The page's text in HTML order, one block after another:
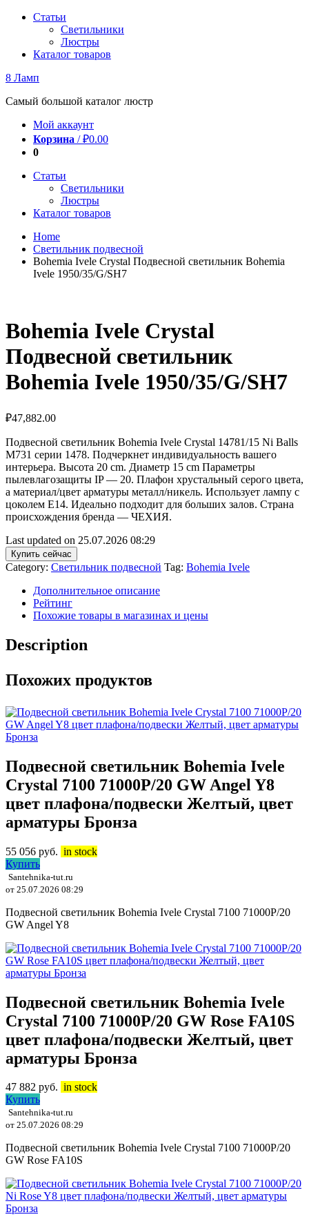
Перейти
содержимому
Статьи
Светильники
Люстры
Каталог товаров
8 Ламп
Самый большой каталог люстр
Мой аккаунт
Корзина /₽0.00
0
Статьи
Светильники
Люстры
Каталог товаров
Home
Светильник подвесной
Bohemia Ivele Crystal Подвесной светильник Bohemia
Ivele 1950/35/G/SH7
Bohemia Ivele Crystal
Подвесной светильник
Bohemia Ivele 1950/35/G/SH7
₽47,882.00
Подвесной светильник Bohemia Ivele Crystal 14781/15 Ni Balls
M731 серии 1478. Подчеркнет индивидуальность вашего
интерьера. Высота 20 cm. Диаметр 15 cm Параметры
пылевлагозащиты IP — 20. Плафон хрустальный серого цвета,
а материал/цвет арматуры металл/никель. Использует лампу с
цоколем E14. Идеально подходит для больших залов. Страна
происхождения бренда — ЧЕХИЯ.
Last updated on 25.07.2026 08:29
Купить сейчас
Category: Светильник подвесной Tag: Bohemia Ivele
Дополнительное описание
Рейтинг
Похожие товары в магазинах и цены
Description
Похожих продуктов
Подвесной светильник Bohemia Ivele
Crystal 7100 71000P/20 GW Angel Y8
цвет плафона/подвески Желтый, цвет
арматуры Бронза
55 056 руб. in stock
Купить
Santehnika-tut.ru
от 25.07.2026 08:29
Подвесной светильник Bohemia Ivele Crystal 7100 71000P/20
GW Angel Y8
Подвесной светильник Bohemia Ivele
Crystal 7100 71000P/20 GW Rose FA10S
цвет плафона/подвески Желтый, цвет
арматуры Бронза
47 882 руб. in stock
Купить
Santehnika-tut.ru
от 25.07.2026 08:29
Подвесной светильник Bohemia Ivele Crystal 7100 71000P/20
GW Rose FA10S